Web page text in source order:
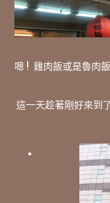
嗯 ! 雞肉飯或是魯肉
這一天趁著剛好來到